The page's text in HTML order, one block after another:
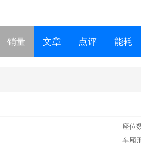
销量 文章 点评 能耗
座位
车厢